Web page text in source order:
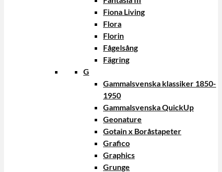
Fiona Living
Flora
Florin
Fågelsång
Fägring
G
Gammalsvenska klassiker 1850-
1950
Gammalsvenska QuickUp
Geonature
Gotain x Boråstapeter
Grafico
Graphics
Grunge